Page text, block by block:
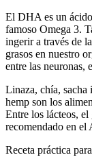
El DHA es un
famoso Omega 3.
ingerir a través de
grasos en nuestro
entre las neuronas,
Linaza, chía, sacha
hemp son los
Entre los lácteos,
recomendado en el
Receta práctica